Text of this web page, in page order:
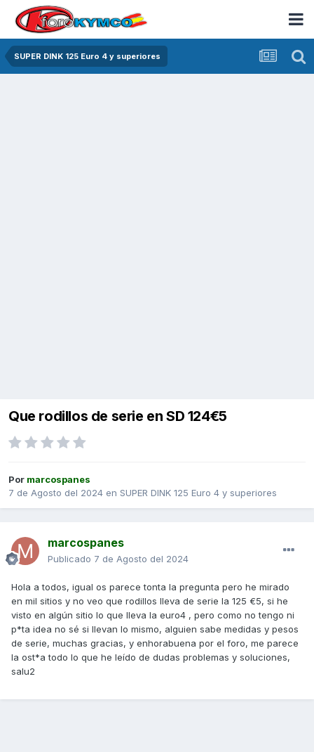
SUPER DINK 125 Euro 4 y superiores
Que rodillos de serie en SD 124€5
Por marcospanes
7 de Agosto del 2024 en SUPER DINK 125 Euro 4 y superiores
marcospanes
Publicado 7 de Agosto del 2024
Hola a todos, igual os parece tonta la pregunta pero he mirado
en mil sitios y no veo que rodillos lleva de serie la 125 €5, si he
visto en algún sitio lo que lleva la euro4 , pero como no tengo ni
p*ta idea no sé si llevan lo mismo, alguien sabe medidas y pesos
de serie, muchas gracias, y enhorabuena por el foro, me parece
la ost*a todo lo que he leído de dudas problemas y soluciones,
salu2